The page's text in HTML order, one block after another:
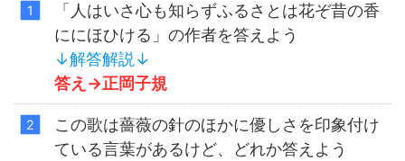
「人はいさ心も知らずふるさとは花ぞ昔の香
ににほひける」の作者を答えよう
↓解答解説↓
答え→正岡子規
この歌は薔薇の針のほかに優しさを印象付け
ている言葉があるけど、どれか答えよう